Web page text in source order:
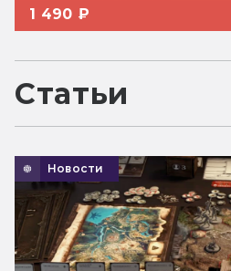
1 490 ₽
Статьи
Новости